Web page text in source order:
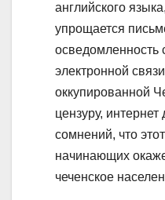
английского
упрощается
осведомленность
электронной
оккупированной
цензуру, интернет
сомнений, что
начинающих
чеченское